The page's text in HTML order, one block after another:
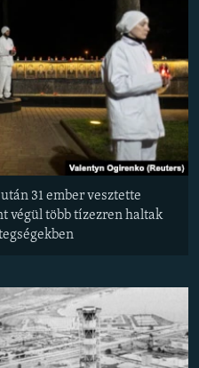
31 ember vesztette
végül több tízezren haltak